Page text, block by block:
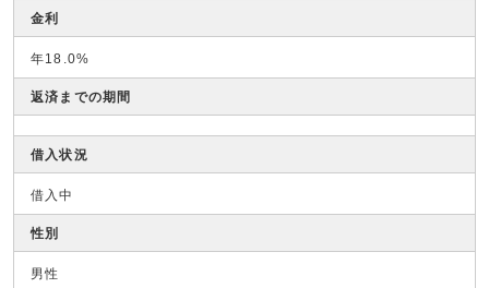
金利
年18.0%
返済までの期間
借入状況
借入中
性別
男性